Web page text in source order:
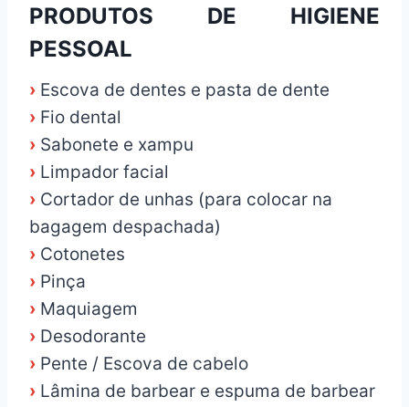
PRODUTOS DE HIGIENE
PESSOAL
› Escova de dentes e pasta de dente
› Fio dental
› Sabonete e xampu
› Limpador facial
› Cortador de unhas (para colocar na
bagagem despachada)
› Cotonetes
› Pinça
› Maquiagem
› Desodorante
› Pente / Escova de cabelo
› Lâmina de barbear e espuma de barbear